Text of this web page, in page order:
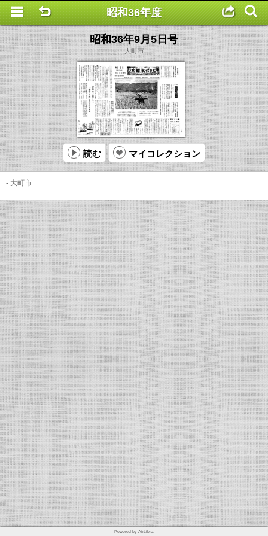
This is a completely basic popup, no options set.
昭和36年度
昭和36年9月5日号
大町市
読む マイコレクション
- 大町市
Powered by AirLibro.